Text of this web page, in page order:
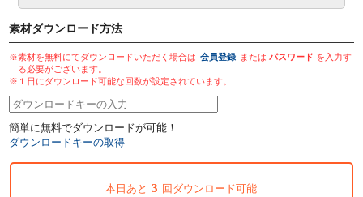
素材ダウンロード方法
※素材を無料にてダウンロードいただく場合は 会員登録 またはパスワード を入力す
る必要がございます。
※１日にダウンロード可能な回数が設定されています。
簡単に無料でダウンロードが可能！
ダウンロードキーの取得
本日あと 3 回ダウンロード可能